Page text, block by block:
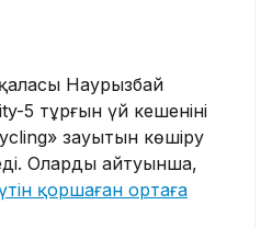
Наурызбай
5 тұрғын үй кешенінің
зауытын көшіру
Олардың айтуынша,
қоршаған ортаға